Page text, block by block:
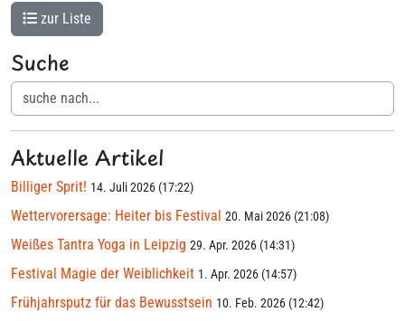
zur Liste
Suche
Aktuelle Artikel
Billiger Sprit! 14. Juli 2026 (17:22)
Wettervorersage: Heiter bis Festival 20. Mai 2026 (21:08)
Weißes Tantra Yoga in Leipzig 29. Apr. 2026 (14:31)
Festival Magie der Weiblichkeit 1. Apr. 2026 (14:57)
Frühjahrsputz für das Bewusstsein 10. Feb. 2026 (12:42)